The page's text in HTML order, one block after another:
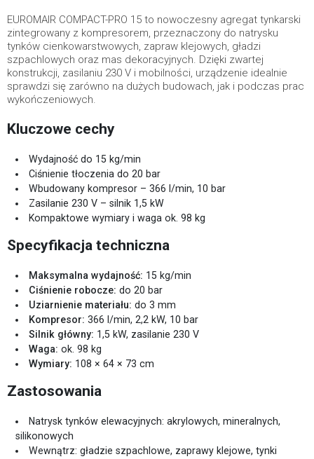
EUROMAIR COMPACT-PRO 15 to nowoczesny agregat tynkarski
zintegrowany z kompresorem, przeznaczony do natrysku
tynków cienkowarstwowych, zapraw klejowych, gładzi
szpachlowych oraz mas dekoracyjnych. Dzięki zwartej
konstrukcji, zasilaniu 230 V i mobilności, urządzenie idealnie
sprawdzi się zarówno na dużych budowach, jak i podczas prac
wykończeniowych.
Kluczowe cechy
Wydajność do 15 kg/min
Ciśnienie tłoczenia do 20 bar
Wbudowany kompresor – 366 l/min, 10 bar
Zasilanie 230 V – silnik 1,5 kW
Kompaktowe wymiary i waga ok. 98 kg
Specyfikacja techniczna
Maksymalna wydajność: 15 kg/min
Ciśnienie robocze: do 20 bar
Uziarnienie materiału: do 3 mm
Kompresor: 366 l/min, 2,2 kW, 10 bar
Silnik główny: 1,5 kW, zasilanie 230 V
Waga: ok. 98 kg
Wymiary: 108 × 64 × 73 cm
Zastosowania
Natrysk tynków elewacyjnych: akrylowych, mineralnych,
silikonowych
Wewnątrz: gładzie szpachlowe, zaprawy klejowe, tynki